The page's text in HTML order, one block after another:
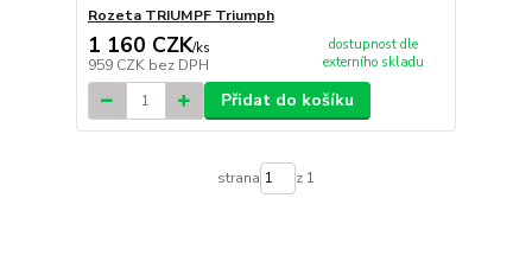
Rozeta TRIUMPF Triumph
1 160 CZK/ks
959 CZK bez DPH
dostupnost dle
externího skladu
Přidat do košíku
strana z 1